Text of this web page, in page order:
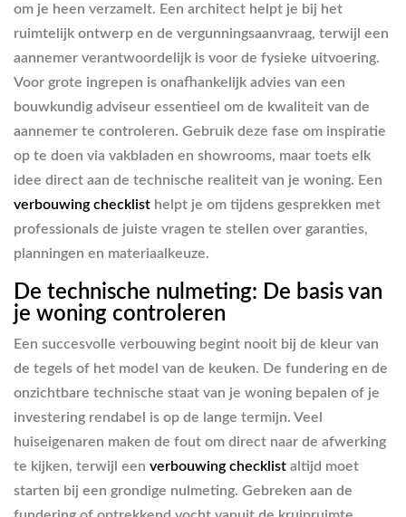
om je heen verzamelt. Een architect helpt je bij het
ruimtelijk ontwerp en de vergunningsaanvraag, terwijl een
aannemer verantwoordelijk is voor de fysieke uitvoering.
Voor grote ingrepen is onafhankelijk advies van een
bouwkundig adviseur essentieel om de kwaliteit van de
aannemer te controleren. Gebruik deze fase om inspiratie
op te doen via vakbladen en showrooms, maar toets elk
idee direct aan de technische realiteit van je woning. Een
verbouwing checklist helpt je om tijdens gesprekken met
professionals de juiste vragen te stellen over garanties,
planningen en materiaalkeuze.
De technische nulmeting: De basis van
je woning controleren
Een succesvolle verbouwing begint nooit bij de kleur van
de tegels of het model van de keuken. De fundering en de
onzichtbare technische staat van je woning bepalen of je
investering rendabel is op de lange termijn. Veel
huiseigenaren maken de fout om direct naar de afwerking
te kijken, terwijl een verbouwing checklist altijd moet
starten bij een grondige nulmeting. Gebreken aan de